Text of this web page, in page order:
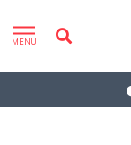
MENU